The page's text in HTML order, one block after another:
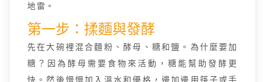
地雷。
第一步：揉麵與發酵
先在大碗裡混合麵粉、酵母、糖和鹽。為什麼要加
糖？因為酵母需要食物來活動，糖能幫助發酵更
快。然後慢慢加入溫水和優格，邊加邊用筷子或手